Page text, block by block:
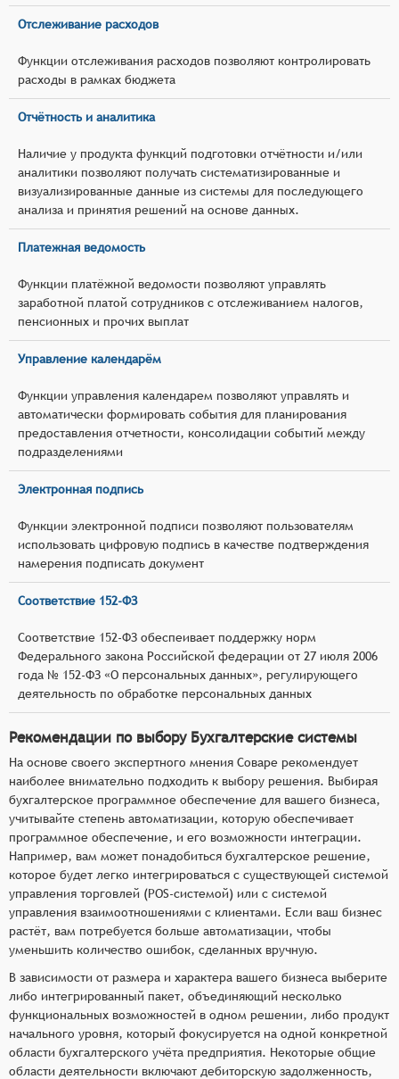
Отслеживание расходов
Функции отслеживания расходов позволяют контролировать
расходы в рамках бюджета
Отчётность и аналитика
Наличие у продукта функций подготовки отчётности и/или
аналитики позволяют получать систематизированные и
визуализированные данные из системы для последующего
анализа и принятия решений на основе данных.
Платежная ведомость
Функции платёжной ведомости позволяют управлять
заработной платой сотрудников с отслеживанием налогов,
пенсионных и прочих выплат
Управление календарём
Функции управления календарем позволяют управлять и
автоматически формировать события для планирования
предоставления отчетности, консолидации событий между
подразделениями
Электронная подпись
Функции электронной подписи позволяют пользователям
использовать цифровую подпись в качестве подтверждения
намерения подписать документ
Соответствие 152-ФЗ
Соответствие 152-ФЗ обеспеивает поддержку норм
Федерального закона Российской федерации от 27 июля 2006
года № 152-ФЗ «О персональных данных», регулирующего
деятельность по обработке персональных данных
Рекомендации по выбору Бухгалтерские системы
На основе своего экспертного мнения Соваре рекомендует
наиболее внимательно подходить к выбору решения. Выбирая
бухгалтерское программное обеспечение для вашего бизнеса,
учитывайте степень автоматизации, которую обеспечивает
программное обеспечение, и его возможности интеграции.
Например, вам может понадобиться бухгалтерское решение,
которое будет легко интегрироваться с существующей системой
управления торговлей (POS-системой) или с системой
управления взаимоотношениями с клиентами. Если ваш бизнес
растёт, вам потребуется больше автоматизации, чтобы
уменьшить количество ошибок, сделанных вручную.
В зависимости от размера и характера вашего бизнеса выберите
либо интегрированный пакет, объединяющий несколько
функциональных возможностей в одном решении, либо продукт
начального уровня, который фокусируется на одной конкретной
области бухгалтерского учёта предприятия. Некоторые общие
области деятельности включают дебиторскую задолженность,